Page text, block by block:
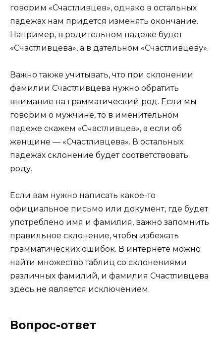
говорим «Счастливцев», однако в остальных
падежах нам придется изменять окончание.
Например, в родительном падеже будет
«Счастливцева», а в дательном «Счастливцеву».
Важно также учитывать, что при склонении
фамилии Счастливцева нужно обратить
внимание на грамматический род. Если мы
говорим о мужчине, то в именительном
падеже скажем «Счастливцев», а если об
женщине — «Счастливцева». В остальных
падежах склонение будет соответствовать
роду.
Если вам нужно написать какое-то
официальное письмо или документ, где будет
употреблено имя и фамилия, важно запомнить
правильное склонение, чтобы избежать
грамматических ошибок. В интернете можно
найти множество таблиц со склонениями
различных фамилий, и фамилия Счастливцева
здесь не является исключением.
Вопрос-ответ